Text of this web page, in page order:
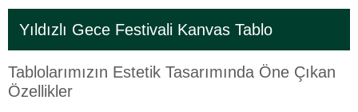
Yıldızlı Gece Festivali Kanvas Tablo
Tablolarımızın Estetik Tasarımında Öne Çıkan
Özellikler